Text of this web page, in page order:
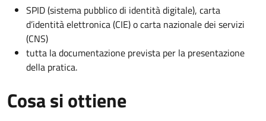
SPID (sistema pubblico di identità digitale), carta
d’identità elettronica (CIE) o carta nazionale dei servizi
(CNS)
tutta la documentazione prevista per la presentazione
della pratica.
Cosa si ottiene